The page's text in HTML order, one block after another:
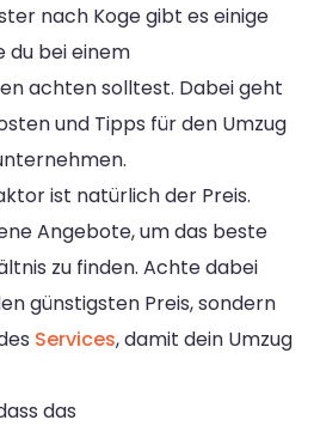
nach Koge gibt es einige
du bei einem
achten solltest. Dabei geht
und Tipps für den Umzug
ist natürlich der Preis.
Angebote, um das beste
zu finden. Achte dabei
günstigsten Preis, sondern
Services, damit dein Umzug
das